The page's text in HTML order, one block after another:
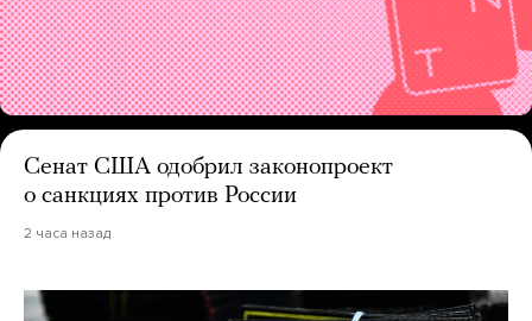
Сенат США одобрил законопроект
о санкциях против России
2 часа назад